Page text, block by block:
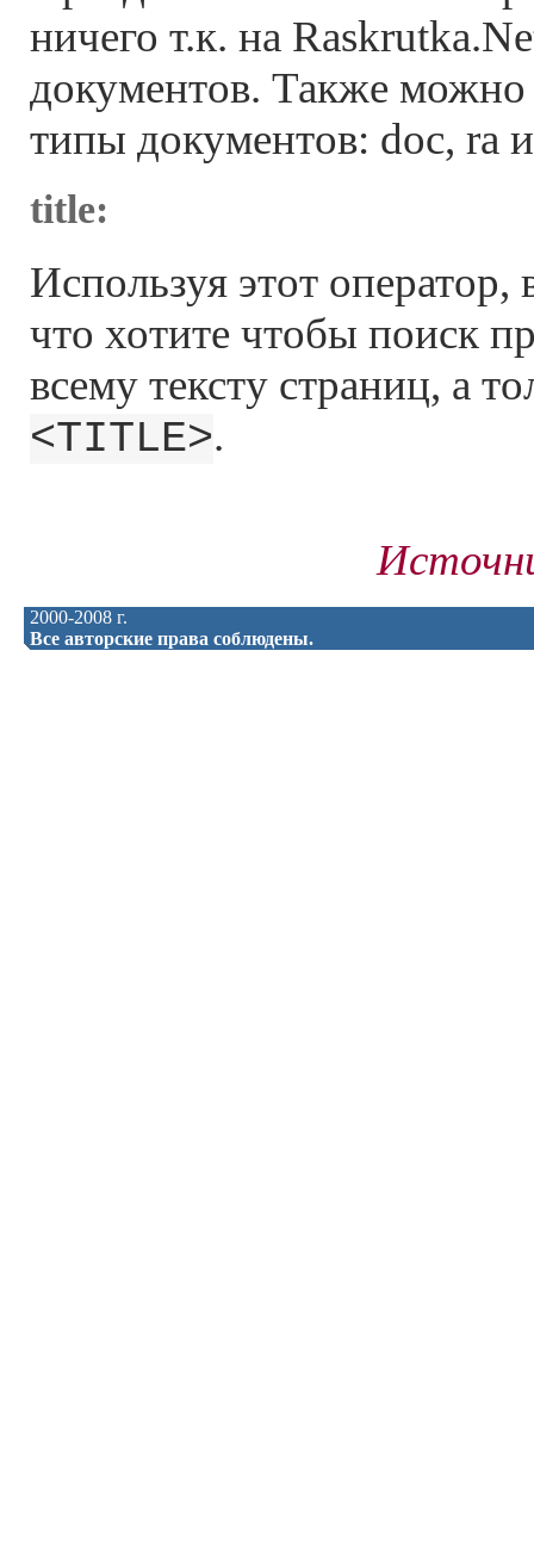
ничего т.к. на
документов. Также можно
типы документов: doc, ra
title:
Используя этот
что хотите чтобы поиск
всему тексту страниц, а
<TITLE>.
2000-2008 г.
Все авторские права соблюдены.